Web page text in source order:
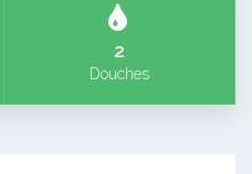
2
Douches